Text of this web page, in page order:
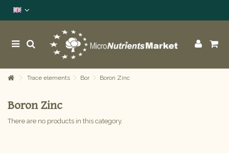
Trace elements Bor Boron Zinc
Boron Zinc
There are no products in this category.